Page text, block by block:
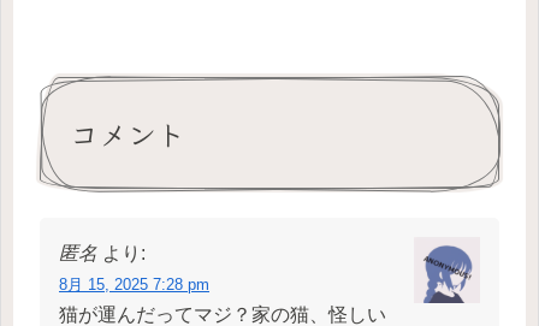
コメント
匿名 より:
8月 15, 2025 7:28 pm
猫が運んだってマジ？家の猫、怪しい